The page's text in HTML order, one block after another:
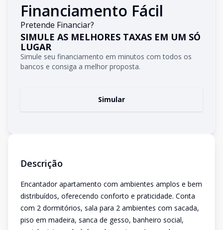
Financiamento Fácil
Pretende Financiar?
SIMULE AS MELHORES TAXAS EM UM SÓ
LUGAR
Simule seu financiamento em minutos com todos os
bancos e consiga a melhor proposta.
Simular
Descrição
Encantador apartamento com ambientes amplos e bem
distribuídos, oferecendo conforto e praticidade. Conta
com 2 dormitórios, sala para 2 ambientes com sacada,
piso em madeira, sanca de gesso, banheiro social,